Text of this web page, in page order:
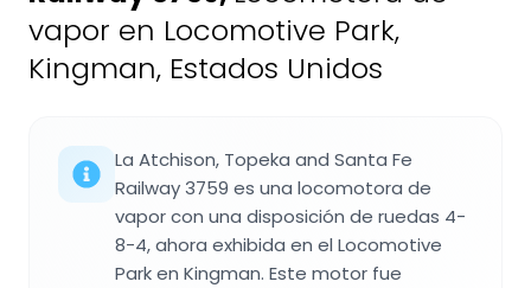
vapor en Locomotive Park,
Kingman, Estados Unidos
La Atchison, Topeka and Santa Fe
Railway 3759 es una locomotora de
vapor con una disposición de ruedas 4-
8-4, ahora exhibida en el Locomotive
Park en Kingman. Este motor fue